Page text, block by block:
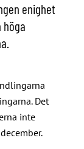
enighet
höga
Det
inte